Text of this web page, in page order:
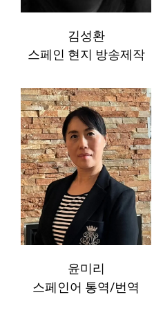
김성환
스페인 현지 방송제작
윤미리
스페인어 통역/번역